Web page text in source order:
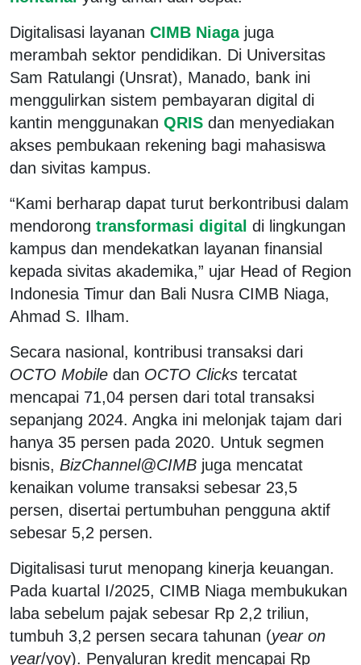
Digitalisasi layanan CIMB Niaga juga
merambah sektor pendidikan. Di Universitas
Sam Ratulangi (Unsrat), Manado, bank ini
menggulirkan sistem pembayaran digital di
kantin menggunakan QRIS dan menyediakan
akses pembukaan rekening bagi mahasiswa
dan sivitas kampus.
“Kami berharap dapat turut berkontribusi dalam
mendorong transformasi digital di lingkungan
kampus dan mendekatkan layanan finansial
kepada sivitas akademika,” ujar Head of Region
Indonesia Timur dan Bali Nusra CIMB Niaga,
Ahmad S. Ilham.
Secara nasional, kontribusi transaksi dari
OCTO Mobile dan OCTO Clicks tercatat
mencapai 71,04 persen dari total transaksi
sepanjang 2024. Angka ini melonjak tajam dari
hanya 35 persen pada 2020. Untuk segmen
bisnis, BizChannel@CIMB juga mencatat
kenaikan volume transaksi sebesar 23,5
persen, disertai pertumbuhan pengguna aktif
sebesar 5,2 persen.
Digitalisasi turut menopang kinerja keuangan.
Pada kuartal I/2025, CIMB Niaga membukukan
laba sebelum pajak sebesar Rp 2,2 triliun,
tumbuh 3,2 persen secara tahunan (year on
year/yoy). Penyaluran kredit mencapai Rp